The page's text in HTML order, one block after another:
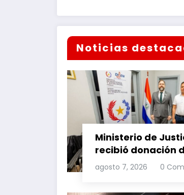
Noticias
Ministerio de
recibió donación
de ruedas para
vulnerables
agosto 7, 2026 0